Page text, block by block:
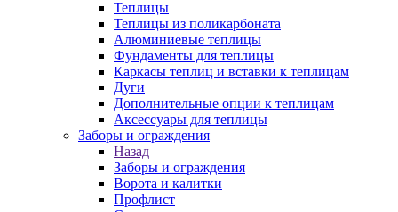
Теплицы
Теплицы из поликарбоната
Алюминиевые теплицы
Фундаменты для теплицы
Каркасы теплиц и вставки к теплицам
Дуги
Дополнительные опции к теплицам
Аксессуары для теплицы
Заборы и ограждения
Назад
Заборы и ограждения
Ворота и калитки
Профлист